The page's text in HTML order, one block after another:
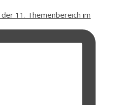
11. Themenbereich im